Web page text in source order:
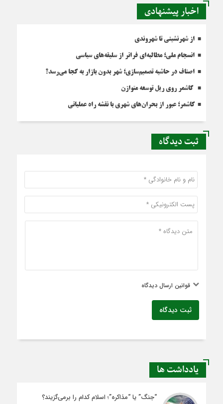
اخبار پیشنهادی
از شهرنشینی تا شهروندی
انسجام ملی؛ مطالبه‌ای فراتر از سلیقه‌های سیاسی
اصناف در حاشیه تصمیم‌سازی؛ شهر بدون بازار به کجا می‌رسد؟
کاشمر روی ریل توسعه متوازن
کاشمر؛ عبور از بحران‌های شهری با نقشه راه عملیاتی
ثبت دیدگاه
قوانین ارسال دیدگاه
ثبت دیدگاه
یادداشت ها
“جنگ” یا “مذاکره”؛ اسلام کدام را برمی‌گزیند؟